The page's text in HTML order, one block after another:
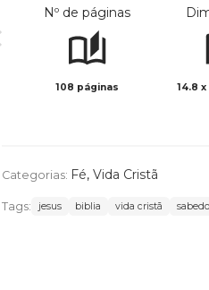
Nº de páginas
108 páginas 14.8 x
Categorias: Fé, Vida Cristã
Tags: jesus biblia vida cristã